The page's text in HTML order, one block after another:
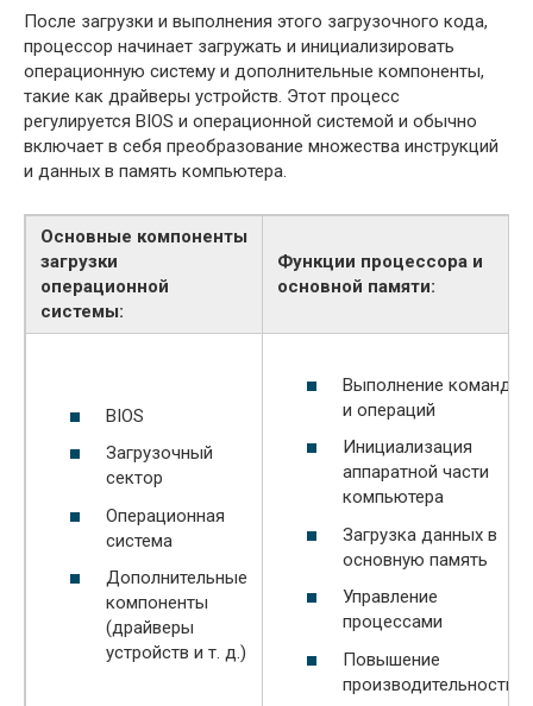
После загрузки и выполнения этого загрузочного кода,
процессор начинает загружать и инициализировать
операционную систему и дополнительные компоненты,
такие как драйверы устройств. Этот процесс
регулируется BIOS и операционной системой и обычно
включает в себя преобразование множества инструкций
и данных в память компьютера.
Основные компоненты
загрузки
операционной
системы:
Функции процессора и
основной памяти:
BIOS
Загрузочный
сектор
Операционная
система
Дополнительные
компоненты
(драйверы
устройств и т. д.)
Выполнение команд
и операций
Инициализация
аппаратной части
компьютера
Загрузка данных в
основную память
Управление
процессами
Повышение
производительности